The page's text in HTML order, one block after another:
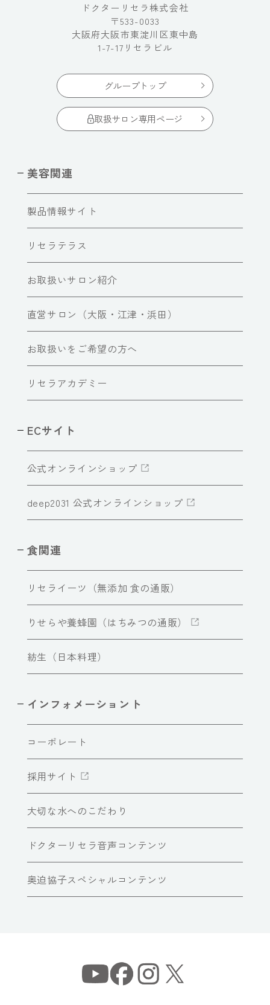
ドクターリセラ株式会社
〒533-0033
大阪府大阪市東淀川区東中島
1-7-17リセラビル
グループトップ
取扱サロン専用ページ
美容関連
製品情報サイト
リセラテラス
お取扱いサロン紹介
直営サロン（大阪・江津・浜田）
お取扱いをご希望の方へ
リセラアカデミー
ECサイト
公式オンラインショップ
deep2031 公式オンラインショップ
食関連
リセライーツ（無添加 食の通販）
りせらや養蜂園（はちみつの通販）
紡生（日本料理）
インフォメーショント
コーポレート
採用サイト
大切な水へのこだわり
ドクターリセラ音声コンテンツ
奥迫協子スペシャルコンテンツ